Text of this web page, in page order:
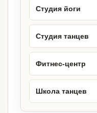
Студия йоги
Студия танцев
Фитнес-центр
Школа танцев